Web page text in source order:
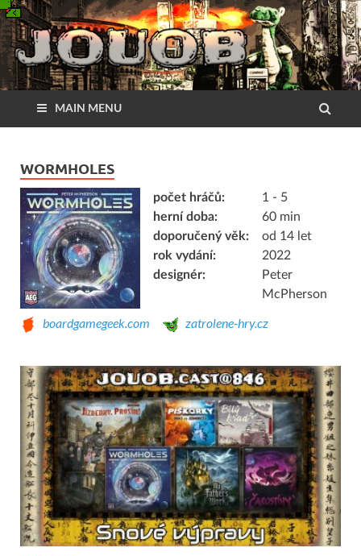
MAIN MENU
WORMHOLES
počet hráčů:
1 - 5
herní doba:
60 min
doporučený věk:
od 14 let
rok vydání:
2022
designér:
Peter
McPherson
boardgamegeek.com zatrolene-hry.cz